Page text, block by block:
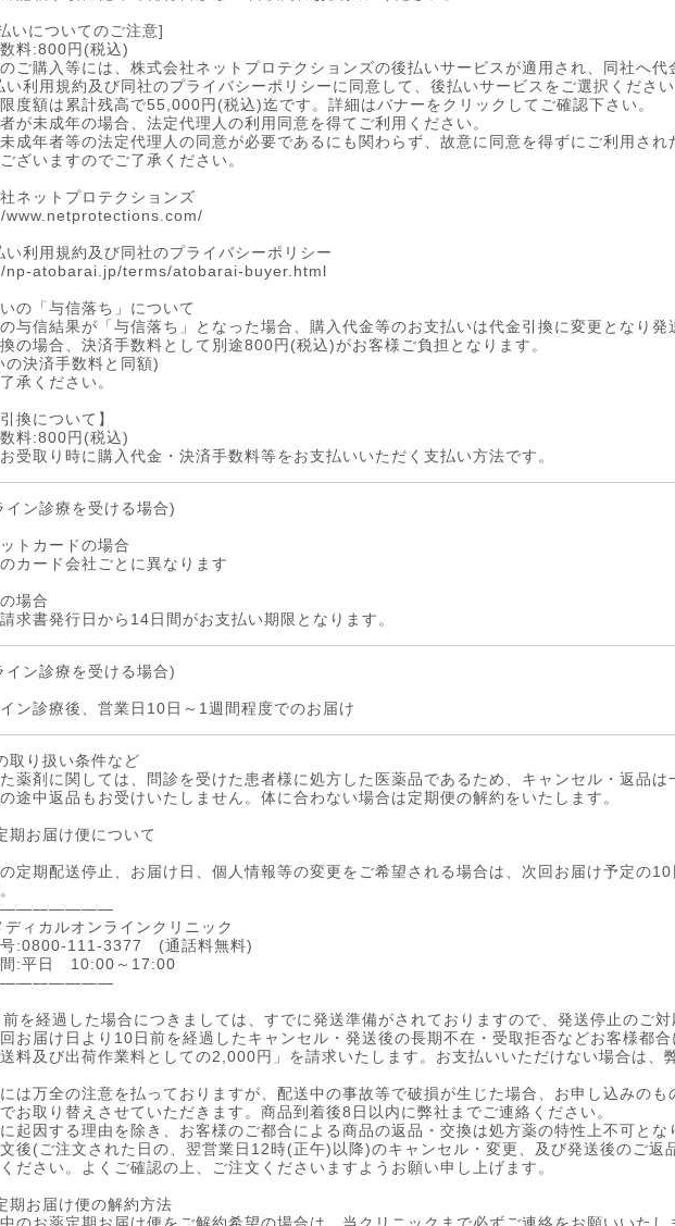
いについてのご注意]
料:800円(税込)
ご購入等には、株式会社ネットプロテクションズの後払いサービスが適用され、同社へ代
い利用規約及び同社のプライバシーポリシーに同意して、後払いサービスをご選択ください
度額は累計残高で55,000円(税込)迄です。詳細はバナーをクリックしてご確認下さい。
が未成年の場合、法定代理人の利用同意を得てご利用ください。
成年者等の法定代理人の同意が必要であるにも関わらず、故意に同意を得ずにご利用さ
ざいますのでご了承ください。
ネットプロテクションズ
www.netprotections.com/
い利用規約及び同社のプライバシーポリシー
np-atobarai.jp/terms/atobarai-buyer.html
の「与信落ち」について
与信結果が「与信落ち」となった場合、購入代金等のお支払いは代金引換に変更となり発
の場合、決済手数料として別途800円(税込)がお客様ご負担となります。
の決済手数料と同額)
承ください。
換について】
料:800円(税込)
受取り時に購入代金・決済手数料等をお支払いいただく支払い方法です。
イン診療を受ける場合)
トカードの場合
カード会社ごとに異なります
場合
求書発行日から14日間がお支払い期限となります。
イン診療を受ける場合)
ン診療後、営業日10日～1週間程度でのお届け
取り扱い条件など
薬剤に関しては、問診を受けた患者様に処方した医薬品であるため、キャンセル・返品
途中返品もお受けいたしません。体に合わない場合は定期便の解約をいたします。
期お届け便について
の定期配送停止、お届け日、個人情報等の変更をご希望される場合は、次回お届け予定の
ィカルオンラインクリニック
号:0800-111-3377 (通話料無料)
間:平日 10:00～17:00
前を経過した場合につきましては、すでに発送準備がされておりますので、発送停止のご
お届け日より10日前を経過したキャンセル・発送後の長期不在・受取拒否などお客様都
料及び出荷作業料としての2,000円」を請求いたします。お支払いいただけない場合は、
には万全の注意を払っておりますが、配送中の事故等で破損が生じた場合、お申し込みの
お取り替えさせていただきます。商品到着後8日以内に弊社までご連絡ください。
起因する理由を除き、お客様のご都合による商品の返品・交換は処方薬の特性上不可とな
後(ご注文された日の、翌営業日12時(正午)以降)のキャンセル・変更、及び発送後のご返
ださい。よくご確認の上、ご注文くださいますようお願い申し上げます。
期お届け便の解約方法